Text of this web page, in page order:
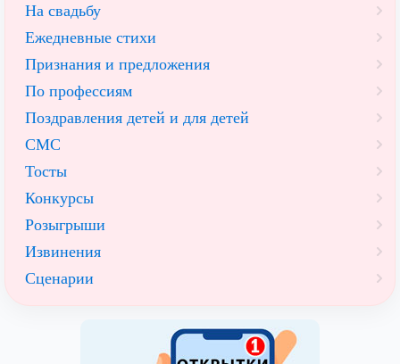
На свадьбу
Ежедневные стихи
Признания и предложения
По профессиям
Поздравления детей и для детей
СМС
Тосты
Конкурсы
Розыгрыши
Извинения
Сценарии